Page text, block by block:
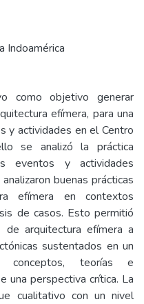
Indoamérica
como objetivo generar
efímera, para una
y actividades en el Centro
se analizó la práctica
eventos y actividades
buenas prácticas
efímera en contextos
de casos. Esto permitió
de arquitectura efímera a
sustentados en un
conceptos, teorías e
una perspectiva crítica. La
cualitativo con un nivel